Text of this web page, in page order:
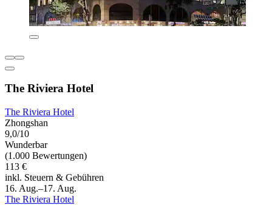
The Riviera Hotel
The Riviera Hotel
Zhongshan
9,0/10
Wunderbar
(1.000 Bewertungen)
113 €
inkl. Steuern & Gebühren
16. Aug.–17. Aug.
The Riviera Hotel